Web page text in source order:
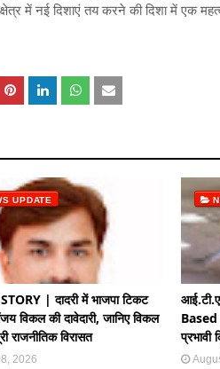
नई दिशाएं तय करने की दिशा में एक
UPDATE
| दादरी में भाजपा टिकट
विकल की दावेदारी, जानिए विकल
राजनीतिक विरासत
2026
Based